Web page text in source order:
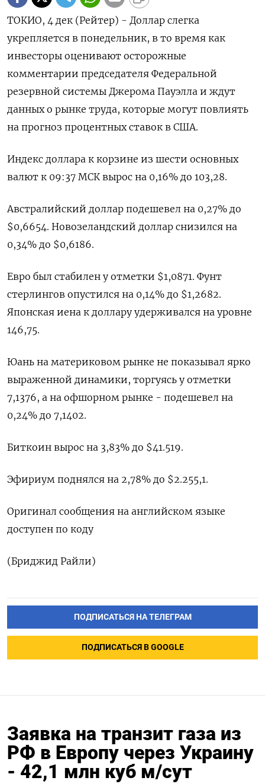
ТОКИО, 4 дек (Рейтер) - Доллар слегка
укрепляется в понедельник, в то время как
инвесторы оценивают осторожные
комментарии председателя Федеральной
резервной системы Джерома Пауэлла и ждут
данных о рынке труда, которые могут повлиять
на прогноз процентных ставок в США.
Индекс доллара к корзине из шести основных
валют к 09:37 МСК вырос на 0,16% до 103,28​.
Австралийский доллар подешевел на 0,27% до
$0,6654​. Новозеландский доллар снизился на
0,34% до $0,6186​.
Евро был стабилен у отметки $1,0871​. Фунт
стерлингов опустился на 0,14% до $1,2682​.
Японская иена к доллару удерживался на уровне
146,75.
Юань на материковом рынке не показывал ярко
выраженной динамики, торгуясь у отметки
7,1376​, а на офшорном рынке - подешевел на
0,24% до 7,1402.
Биткоин вырос на 3,83% до $41.519.
Эфириум поднялся на 2,78% до $2.255,1.
Оригинал сообщения на английском языке
доступен по коду
(Бриджид Райли)
ПОДПИСАТЬСЯ НА ТЕЛЕГРАМ
ПОДПИСАТЬСЯ В GOOGLE
Заявка на транзит газа из
РФ в Европу через Украину
- 42,1 млн куб м/сут